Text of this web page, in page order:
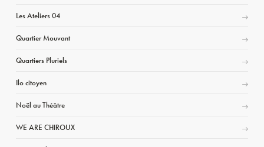
Les Ateliers 04
Quartier Mouvant
Quartiers Pluriels
Ilo citoyen
Noël au Théâtre
WE ARE CHIROUX